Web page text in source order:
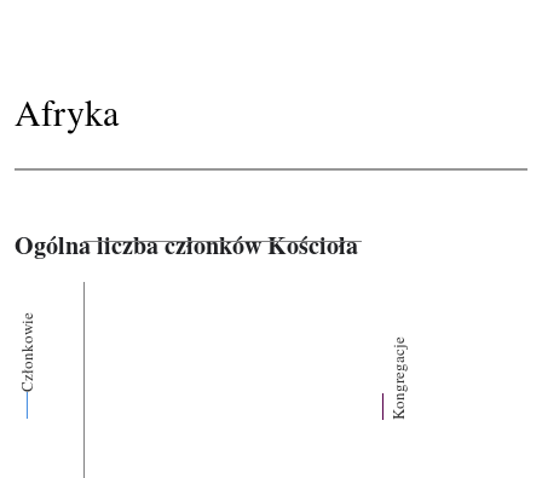
Afryka
Ogólna liczba członków Kościoła
Członkowie Kongregacje